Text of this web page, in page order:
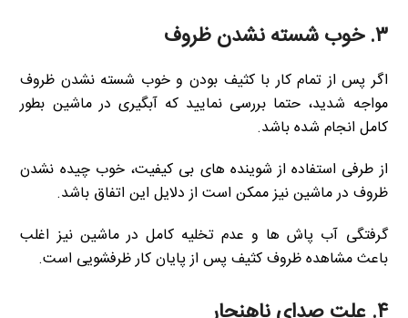
۳. خوب شسته نشدن ظروف
اگر پس از تمام کار با کثیف بودن و خوب شسته نشدن ظروف
مواجه شدید، حتما بررسی نمایید که آبگیری در ماشین بطور
کامل انجام شده باشد.
از طرفی استفاده از شوینده های بی کیفیت، خوب چیده نشدن
ظروف در ماشین نیز ممکن است از دلایل این اتفاق باشد.
گرفتگی آب پاش ها و عدم تخلیه کامل در ماشین نیز اغلب
باعث مشاهده ظروف کثیف پس از پایان کار ظرفشویی است.